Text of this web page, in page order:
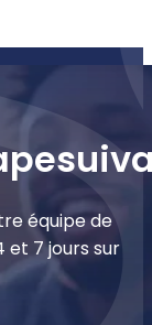
équipe de
et 7 jours sur